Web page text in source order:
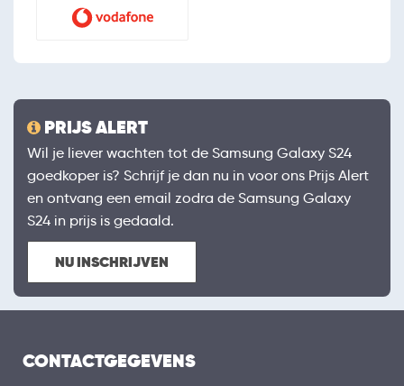
PRIJS ALERT
Wil je liever wachten tot de Samsung Galaxy S24
goedkoper is? Schrijf je dan nu in voor ons Prijs Alert
en ontvang een email zodra de Samsung Galaxy
S24 in prijs is gedaald.
NU INSCHRIJVEN
CONTACTGEGEVENS